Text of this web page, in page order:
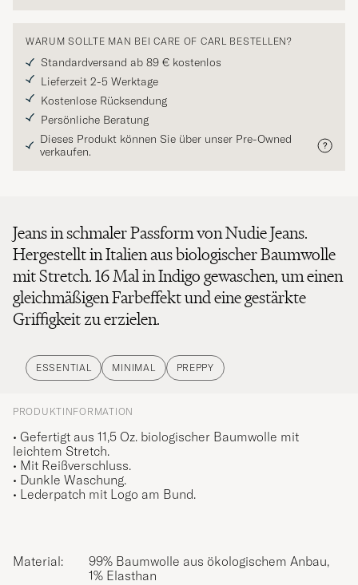
WARUM SOLLTE MAN BEI CARE OF CARL BESTELLEN?
Standardversand ab 89 € kostenlos
Lieferzeit 2-5 Werktage
Kostenlose Rücksendung
Persönliche Beratung
Dieses Produkt können Sie über unser Pre-Owned
verkaufen.
Jeans in schmaler Passform von Nudie Jeans.
Hergestellt in Italien aus biologischer Baumwolle
mit Stretch. 16 Mal in Indigo gewaschen, um einen
gleichmäßigen Farbeffekt und eine gestärkte
Griffigkeit zu erzielen.
ESSENTIAL MINIMAL PREPPY
PRODUKTINFORMATION
• Gefertigt aus 11,5 Oz. biologischer Baumwolle mit
leichtem Stretch.
• Mit Reißverschluss.
• Dunkle Waschung.
• Lederpatch mit Logo am Bund.
Material:
99% Baumwolle aus ökologischem Anbau,
1% Elasthan